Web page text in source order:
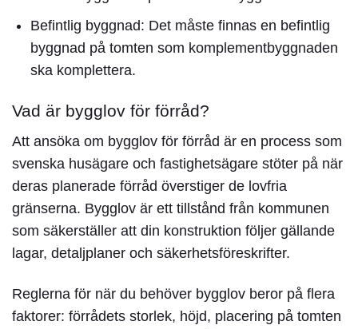
Befintlig byggnad: Det måste finnas en befintlig
byggnad på tomten som komplementbyggnaden
ska komplettera.
Vad är bygglov för förråd?
Att ansöka om bygglov för förråd är en process som
svenska husägare och fastighetsägare stöter på när
deras planerade förråd överstiger de lovfria
gränserna. Bygglov är ett tillstånd från kommunen
som säkerställer att din konstruktion följer gällande
lagar, detaljplaner och säkerhetsföreskrifter.
Reglerna för när du behöver bygglov beror på flera
faktorer: förrådets storlek, höjd, placering på tomten